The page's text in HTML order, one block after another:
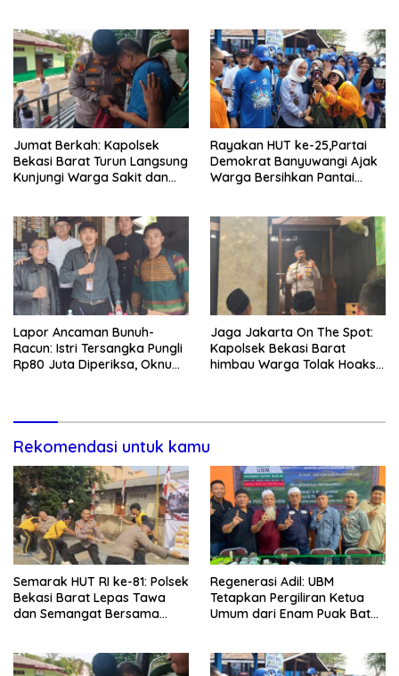
Jumat Berkah: Kapolsek
Bekasi Barat Turun Langsung
Kunjungi Warga Sakit dan
Rayakan HUT ke-25,Partai
Demokrat Banyuwangi Ajak
Warga Bersihkan Pantai
Lapor Ancaman Bunuh-
Racun: Istri Tersangka Pungli
Rp80 Juta Diperiksa, Oknum
Jaga Jakarta On The Spot:
Kapolsek Bekasi Barat
himbau Warga Tolak Hoaks
Rekomendasi untuk kamu
Semarak HUT RI ke-81: Polsek
Bekasi Barat Lepas Tawa
dan Semangat Bersama
Regenerasi Adil: UBM
Tetapkan Pergiliran Ketua
Umum dari Enam Puak Batak